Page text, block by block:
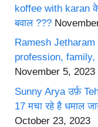
koffee with karan
बवाल ???
Ramesh
profession,
November 5, 2023
Sunny Arya उर्फ़
17 मचा रहे है धमाल
October 23, 2023